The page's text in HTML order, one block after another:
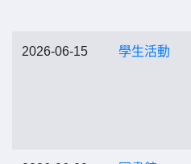
2026-06-15 學生活動